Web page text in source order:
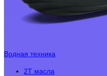
Водная техника
2Т масла